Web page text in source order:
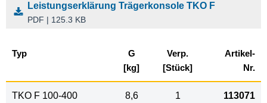
Leistungserklärung Trägerkonsole TKO F
PDF | 125.3 KB
Typ
G
[kg]
Verp.
[Stück]
Artikel-
Nr.
TKO F 100-400 8,6 1 113071